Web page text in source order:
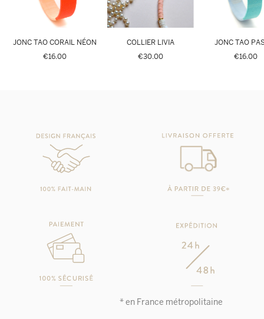
JONC TAO CORAIL NÉON
€16.00
COLLIER LIVIA
€30.00
JONC TAO
€16.00
* en France métropolitaine